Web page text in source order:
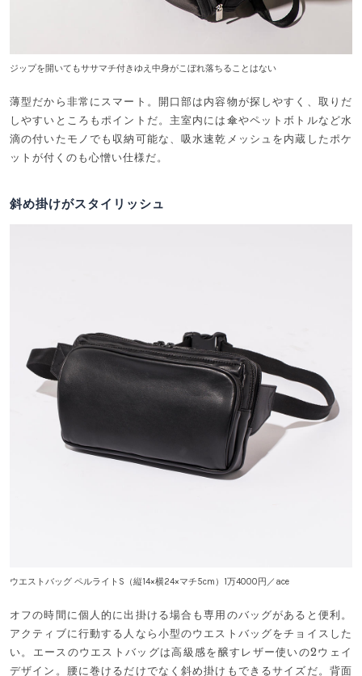
ジップを開いてもササマチ付きゆえ中身がこぼれ落ちることはない
薄型だから非常にスマート。開口部は内容物が探しやすく、取りだ
しやすいところもポイントだ。主室内には傘やペットボトルなど水
滴の付いたモノでも収納可能な、吸水速乾メッシュを内蔵したポケ
ットが付くのも心憎い仕様だ。
斜め掛けがスタイリッシュ
ウエストバッグ ペルライトS（縦14×横24×マチ5cm）1万4000円／ace
オフの時間に個人的に出掛ける場合も専用のバッグがあると便利。
アクティブに行動する人なら小型のウエストバッグをチョイスした
い。エースのウエストバッグは高級感を醸すレザー使いの2ウェイ
デザイン。腰に巻けるだけでなく斜め掛けもできるサイズだ。背面